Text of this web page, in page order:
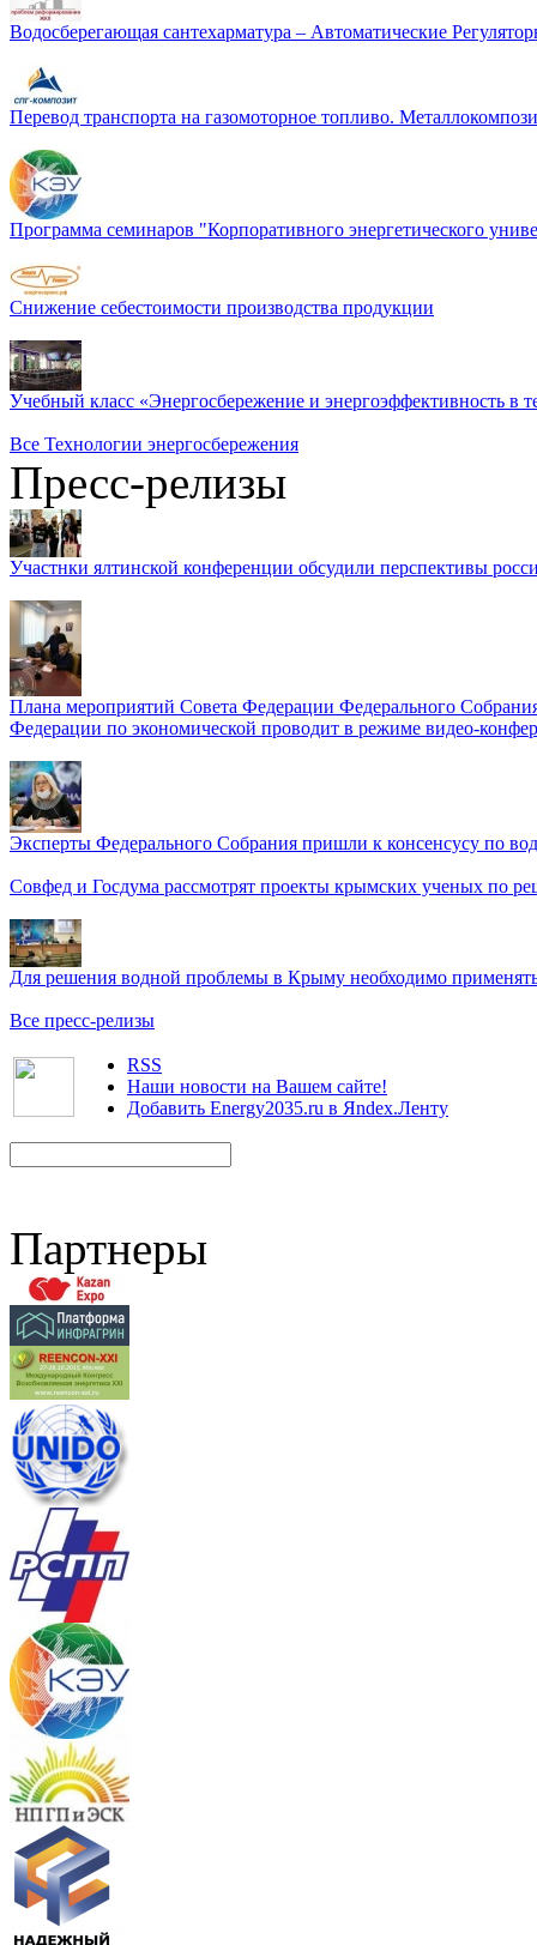
Водосберегающая сантехарматура – Автоматические
Перевод транспорта на газомоторное топливо.
Программа семинаров "Корпоративного энергетического
Снижение себестоимости производства продукции
Учебный класс «Энергосбережение и энергоэффективность в
Все Технологии энергосбережения
Пресс-релизы
Участнки ялтинской конференции обсудили перспективы
Плана мероприятий Совета Федерации Федерального
Федерации по экономической проводит в режиме видео-
Эксперты Федерального Собрания пришли к консенсусу по
Совфед и Госдума рассмотрят проекты крымских ученых по
Для решения водной проблемы в Крыму необходимо
Все пресс-релизы
RSS
Наши новости на Вашем сайте!
Добавить Energy2035.ru в Яndex.Ленту
Партнеры